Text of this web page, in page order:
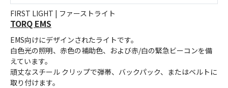
FIRST LIGHT | ファーストライト
TORQ EMS
EMS向けにデザインされたライトです。
白色光の照明、赤色の補助色、および赤/白の緊急ビーコンを備
えています。
頑丈なスチール クリップで弾帯、バックパック、またはベルトに
取り付けます。